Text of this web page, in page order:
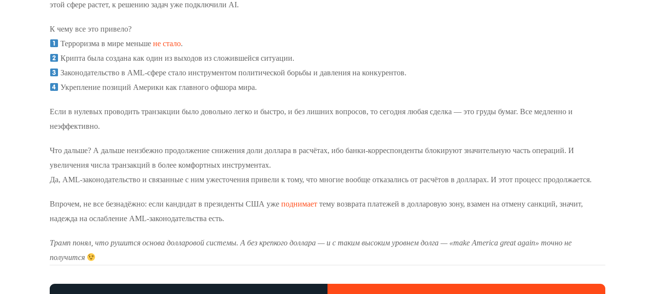
этой сфере растет, к решению задач уже подключили AI.
К чему все это привело?
Терроризма в мире меньшене стало.
⁠Крипта была создана как один из выходов из сложившейся ситуации.
⁠Законодательство в AML-сфере стало инструментом политической борьбы и давления на конкурентов.
⁠Укрепление позиций Америки как главного офшора мира.
Если в нулевых проводить транзакции было довольно легко и быстро, и без лишних вопросов, то сегодня любая сделка — это груды бумаг. Все медленно и
неэффективно.
Что дальше? А дальше неизбежно продолжение снижения доли доллара в расчётах, ибо банки-корреспонденты блокируют значительную часть операций. И
увеличения числа транзакций в более комфортных инструментах.
Да, AML-законодательство и связанные с ним ужесточения привели к тому, что многие вообще отказались от расчётов в долларах. И этот процесс продолжается.
Впрочем, не все безнадёжно: если кандидат в президенты США уже поднимает тему возврата платежей в долларовую зону, взамен на отмену санкций, значит,
надежда на ослабление AML-законодательства есть.
Трамп понял, что рушится основа долларовой системы. А без крепкого доллара — и с таким высоким уровнем долга — «make America great again» точно не
получится